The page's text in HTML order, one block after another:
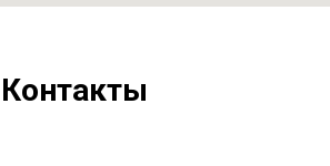
Контакты